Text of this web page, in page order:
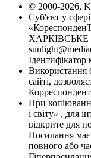
© 2000-2026,
Суб'єкт у
ХАРКІВСЬКЕ
Ідентифікатор
Використання
сайті,
При
і світу» , для
відкрите для
Посилання має
повного або